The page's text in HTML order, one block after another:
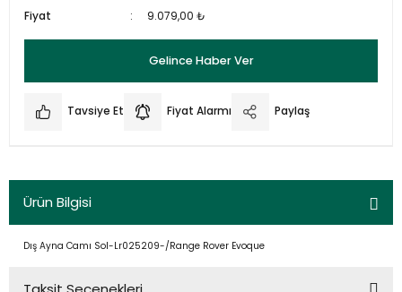
Fiyat
9.079,00 ₺
Gelince Haber Ver
Tavsiye Et Fiyat Alarmı Paylaş
Ürün Bilgisi
Dış Ayna Camı Sol-Lr025209-/Range Rover Evoque